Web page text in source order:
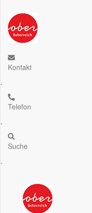
Kontakt
.
Telefon
.
Suche
.